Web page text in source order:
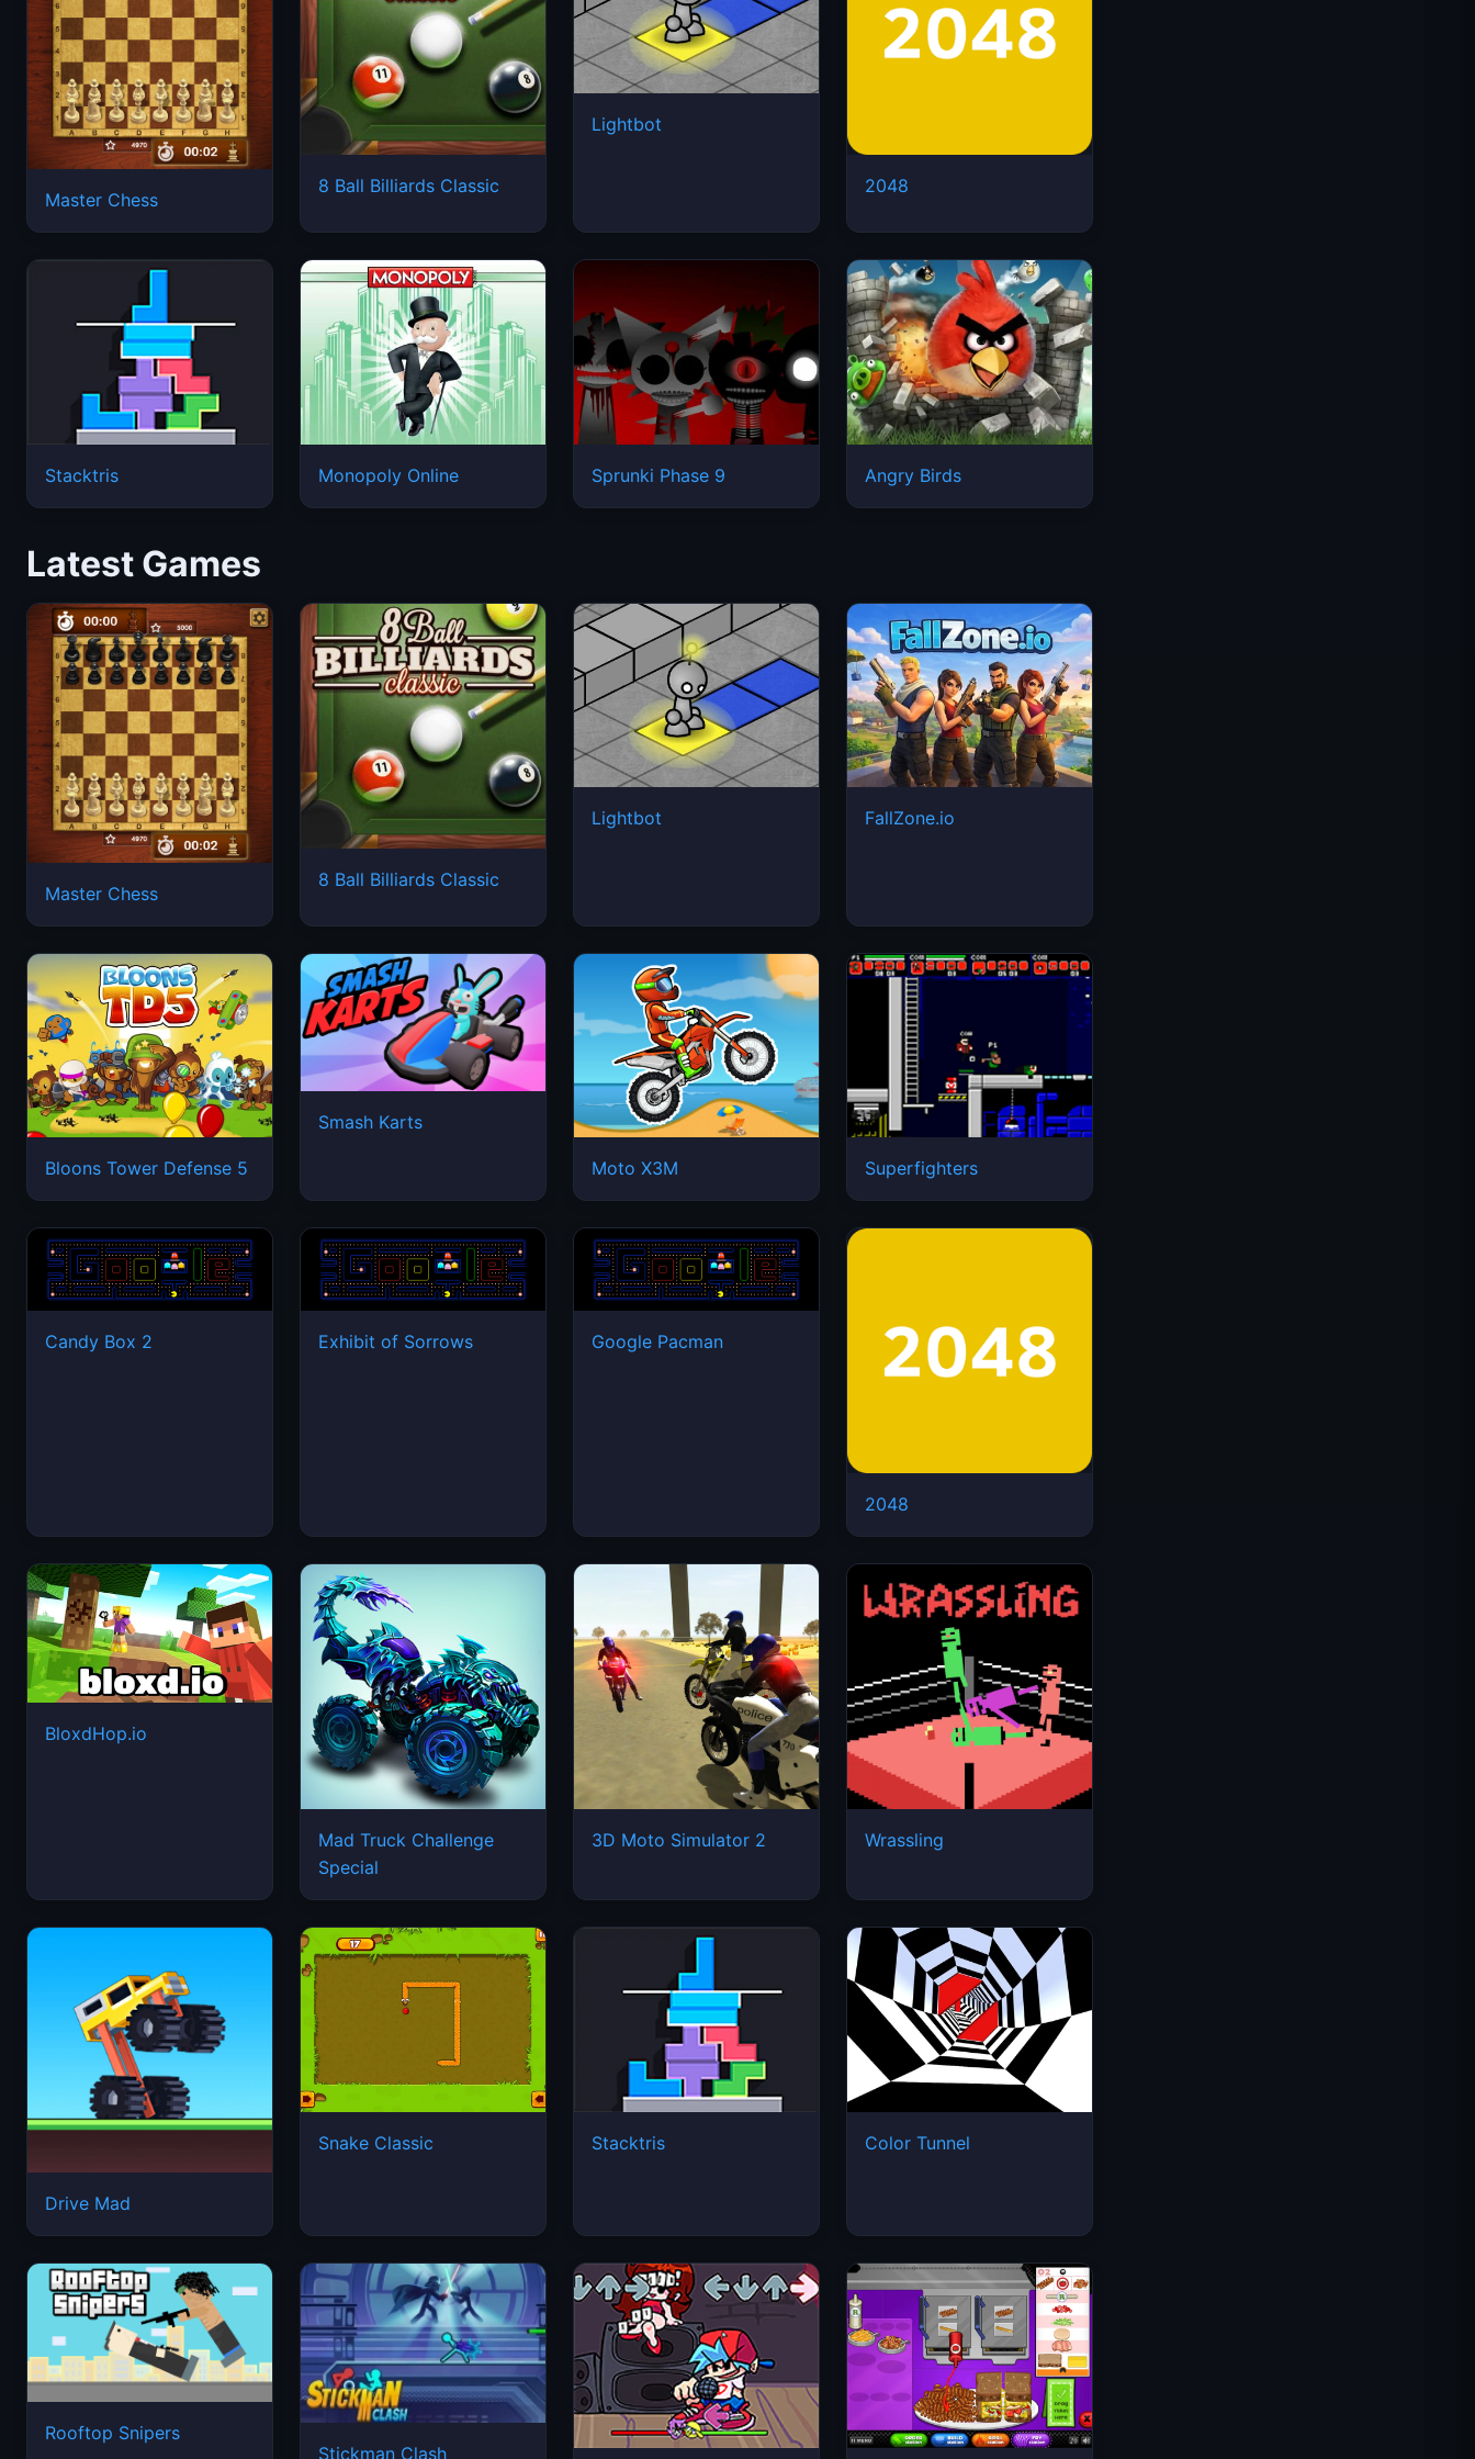
Master Chess
8 Ball Billiards Classic
Lightbot
2048
Stacktris Monopoly Online Sprunki Phase 9 Angry Birds
Latest Games
Master Chess
8 Ball Billiards Classic
Lightbot FallZone.io
Bloons Tower Defense 5
Smash Karts
Moto X3M Superfighters
Candy Box 2 Exhibit of Sorrows Google Pacman
2048
BloxdHop.io
Mad Truck Challenge
Special
3D Moto Simulator 2 Wrassling
Drive Mad
Snake Classic Stacktris Color Tunnel
Rooftop Snipers
Stickman Clash